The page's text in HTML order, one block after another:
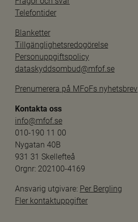
Telefontider
Blanketter
Tillgänglighetsredogörelse
Personuppgiftspolicy
dataskyddsombud@mfof.se
Prenumerera på MFoFs nyhetsbrev
Kontakta oss
info@mfof.se
010-190 11 00
Nygatan 40B
931 31 Skellefteå
Orgnr: 202100-4169
Ansvarig utgivare: Per Bergling
Fler kontaktuppgifter